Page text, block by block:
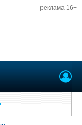
реклама 16+